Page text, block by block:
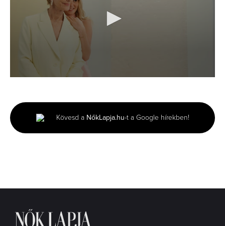
minutes,
51
seconds
Kövesd a NőkLapja.hu-t a Google hírekben!